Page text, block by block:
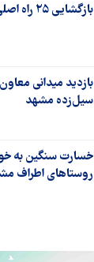
بازگشایی ۲۵ راه اصلی و روستایی در خراسان رضوی
بازدید میدانی
سیل‌زده مشهد
خسارت سنگین به
روستاهای اطراف